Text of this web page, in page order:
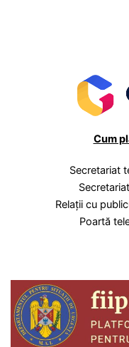
Cum
Secretariat
Relaţii cu
Poartă